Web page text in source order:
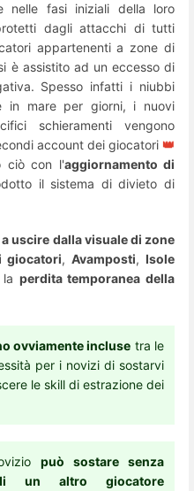
nelle fasi iniziali della loro
dagli attacchi di tutti
appartenenti a zone di
è assistito ad un eccesso di
Spesso infatti i niubbi
in mare per giorni, i nuovi
schieramenti vengono
account dei giocatori 👑
ciò con l'aggiornamento di
il sistema di divieto di
uscire dalla visuale di zone
giocatori, Avamposti, Isole
perdita temporanea della
ovviamente incluse tra le
per i novizi di sostarvi
le skill di estrazione dei
può sostare senza
un altro giocatore